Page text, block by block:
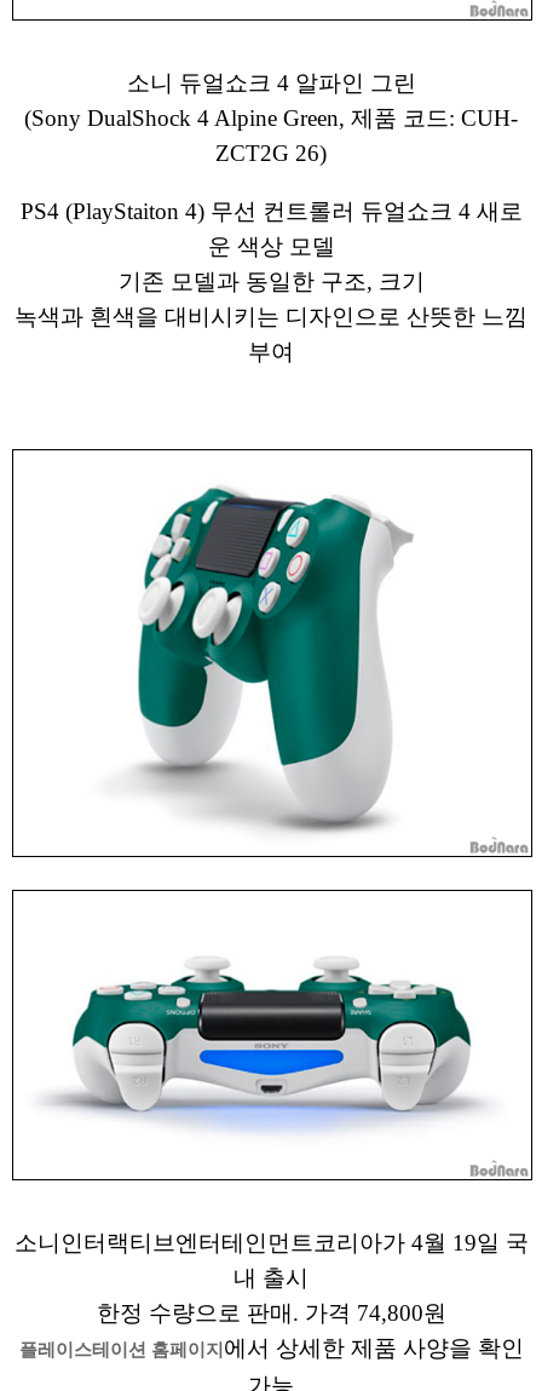
소니 듀얼쇼크 4 알파인 그린
(Sony DualShock 4 Alpine Green, 제품 코드: CUH-
ZCT2G 26)
PS4 (PlayStaiton 4) 무선 컨트롤러 듀얼쇼크 4 새로
운 색상 모델
기존 모델과 동일한 구조, 크기
녹색과 흰색을 대비시키는 디자인으로 산뜻한 느낌
부여
소니인터랙티브엔터테인먼트코리아가 4월 19일 국
내 출시
한정 수량으로 판매. 가격 74,800원
플레이스테이션 홈페이지 에서 상세한 제품 사양을 확인
가능